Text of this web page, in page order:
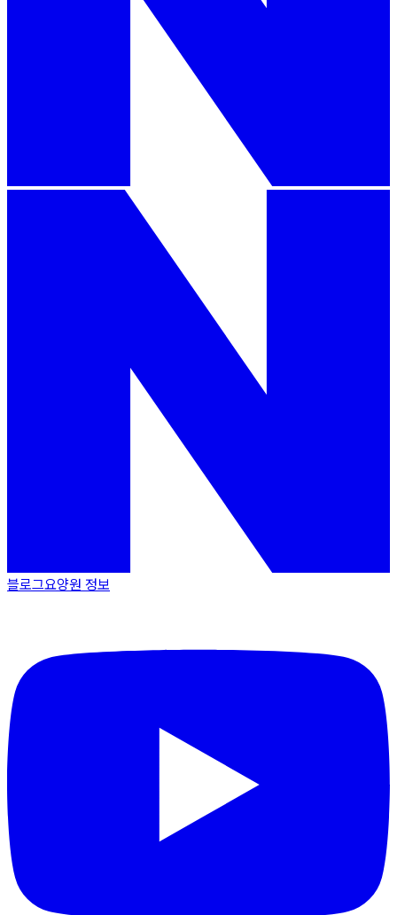
블로그요양원 정보